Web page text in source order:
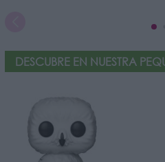
DESCUBRE EN NUESTRA